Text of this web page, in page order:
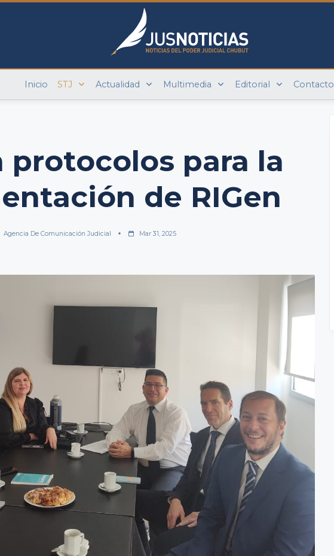
Inicio STJ Actualidad Multimedia Editorial Contacto
protocolos para la
de RIGen
Agencia De Comunicación Judicial Mar 31, 2025